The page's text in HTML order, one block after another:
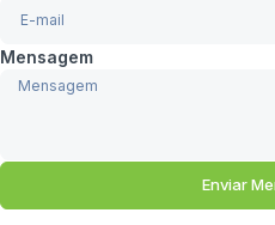
Mensagem
Enviar